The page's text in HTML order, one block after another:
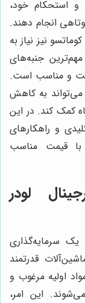
و استحکام خود،
انجام دهند.
نیز نیاز به
جنبه‌های
و مناسب است.
می‌تواند به کاهش
کمک کند. در این
نکات کلیدی و راهکارهای
با قیمت مناسب
لودر
یک سرمایه‌گذاری
قدرتمند
اولیه مرغوب و
این امر،